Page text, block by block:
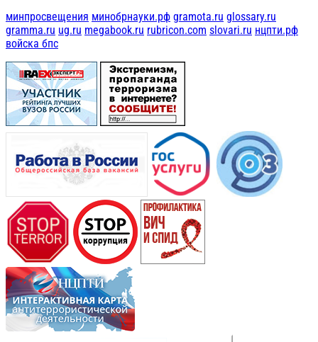
минпросвещения минобрнауки.рф gramota.ru glossary.ru
gramma.ru ug.ru megabook.ru rubricon.com slovari.ru нцпти.рф
войска бпс